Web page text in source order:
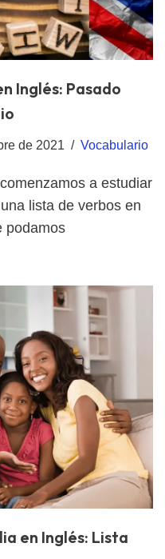
Inglés: Pasado
de 2021 Vocabulario
a estudiar
lista de verbos en
podamos
en Inglés: Lista